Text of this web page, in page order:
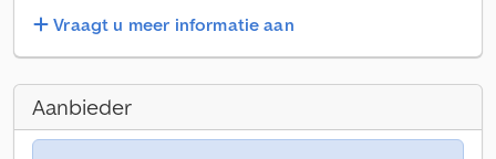
Vraagt u meer informatie aan
Aanbieder